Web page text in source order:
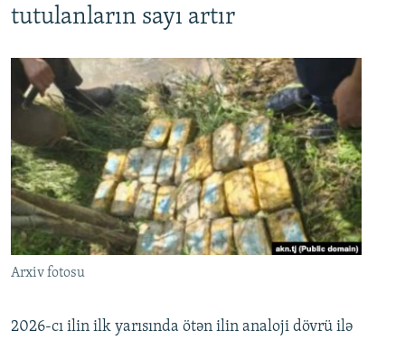
tutulanların sayı artır
Arxiv fotosu
2026-cı ilin ilk yarısında ötən ilin analoji dövrü ilə